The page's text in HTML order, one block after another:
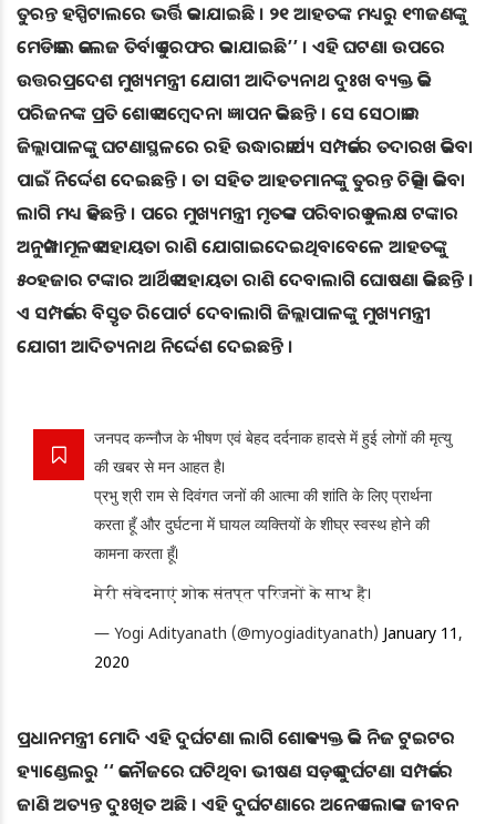
ତୁରନ୍ତ ହସ୍ପିଟାଲରେ ଭର୍ତ୍ତି କରାଯାଇଛି । ୨୧ ଆହତଙ୍କ ମଧ୍ୟରୁ ୧୩ଜଣଙ୍କୁ
ମେଡିକାଲ କଲେଜ ତିର୍ବାକୁ ରେଫର କରାଯାଇଛି’’ । ଏହି ଘଟଣା ଉପରେ
ଉତ୍ତରପ୍ରଦେଶ ମୁଖ୍ୟମନ୍ତ୍ରୀ ଯୋଗୀ ଆଦିତ୍ୟନାଥ ଦୁଃଖ ବ୍ୟକ୍ତ କରି
ପରିଜନଙ୍କ ପ୍ରତି ଶୋକ ସମ୍ବେଦନା ଜ୍ଞାପନ କରିଛନ୍ତି । ସେ ସେଠାକାର
ଜିଲ୍ଲାପାଳଙ୍କୁ ଘଟଣାସ୍ଥଳରେ ରହି ଉଦ୍ଧାରକାର୍ଯ୍ୟ ସମ୍ପର୍କରେ ତଦାରଖ କରିବା
ପାଇଁ ନିର୍ଦ୍ଦେଶ ଦେଇଛନ୍ତି । ତା ସହିତ ଆହତମାନଙ୍କୁ ତୁରନ୍ତ ଚିକିତ୍ସା କରିବା
ଲାଗି ମଧ୍ୟ କହିଛନ୍ତି । ପରେ ମୁଖ୍ୟମନ୍ତ୍ରୀ ମୃତକଙ୍କ ପରିବାରକୁ ୨ଲକ୍ଷ ଟଙ୍କାର
ଅନୁକମ୍ପାମୂଳକ ସହାୟତା ରାଶି ଯୋଗାଇଦେଇଥିବାବେଳେ ଆହତଙ୍କୁ
୫୦ହଜାର ଟଙ୍କାର ଆର୍ଥିକ ସହାୟତା ରାଶି ଦେବାଲାଗି ଘୋଷଣା କରିଛନ୍ତି ।
ଏ ସମ୍ପର୍କରେ ବିସ୍ତୃତ ରିପୋର୍ଟ ଦେବାଲାଗି ଜିଲ୍ଲାପାଳଙ୍କୁ ମୁଖ୍ୟମନ୍ତ୍ରୀ
ଯୋଗୀ ଆଦିତ୍ୟନାଥ ନିର୍ଦ୍ଦେଶ ଦେଇଛନ୍ତି ।
जनपद कन्नौज के भीषण एवं बेहद दर्दनाक हादसे में हुई लोगों की मृत्यु
की खबर से मन आहत है।
प्रभु श्री राम से दिवंगत जनों की आत्मा की शांति के लिए प्रार्थना
करता हूँ और दुर्घटना में घायल व्यक्तियों के शीघ्र स्वस्थ होने की
कामना करता हूँ।
मेरी संवेदनाएं शोक संतप्त परिजनों के साथ हैं।
— Yogi Adityanath (@myogiadityanath) January 11,
2020
ପ୍ରଧାନମନ୍ତ୍ରୀ ମୋଦି ଏହି ଦୁର୍ଘଟଣା ଲାଗି ଶୋକବ୍ୟକ୍ତ କରି ନିଜ ଟୁଇଟର
ହ୍ୟାଣ୍ଡେଲରୁ ‘‘ କନୌଜରେ ଘଟିଥିବା ଭୀଷଣ ସଡ଼କ ଦୁର୍ଘଟଣା ସମ୍ପର୍କରେ
ଜାଣି ଅତ୍ୟନ୍ତ ଦୁଃଖିତ ଅଛି । ଏହି ଦୁର୍ଘଟଣାରେ ଅନେକ ଲୋକଙ୍କ ଜୀବନ